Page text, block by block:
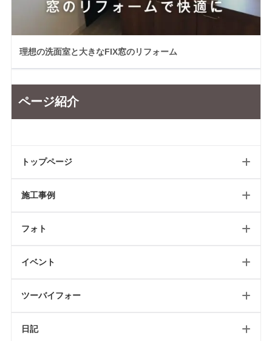
理想の洗面室と大きなFIX窓のリフォーム
ページ紹介
トップページ
ホーム
新築トップ
リフォームトップ
最新のページ
施工事例
新築
リフォーム
店舗
フォト
フォトギャラリートップ
テイスト別施工例
イベント
イベント情報
2024省エネキャンペーン
ツーバイフォー
ツーバイフォートップ
日記